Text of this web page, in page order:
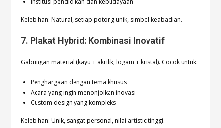
Institusi pendidikan dan kebudayaan
Kelebihan: Natural, setiap potong unik, simbol keabadian.
7. Plakat Hybrid: Kombinasi Inovatif
Gabungan material (kayu + akrilik, logam + kristal). Cocok untuk:
Penghargaan dengan tema khusus
Acara yang ingin menonjolkan inovasi
Custom design yang kompleks
Kelebihan: Unik, sangat personal, nilai artistic tinggi.